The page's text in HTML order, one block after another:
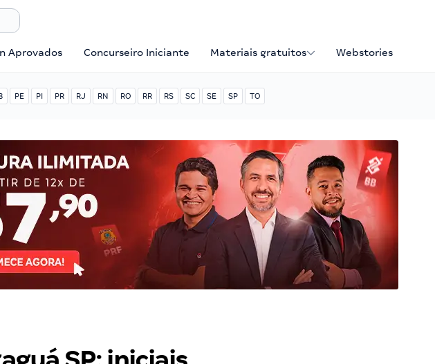
Aprovados Concurseiro Iniciante Materiais gratuitos Webstories
PE PI PR RJ RN RO RR RS SC SE SP TO